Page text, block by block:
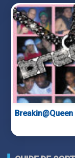
Breakin@Queen